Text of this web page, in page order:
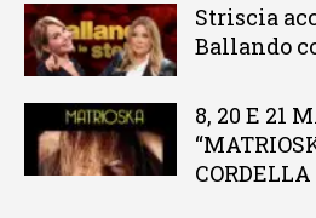
Striscia
Ballando
8, 20 E 21
CORDELLA